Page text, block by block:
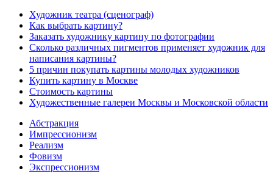
Художник театра (сценограф)
Как выбрать картину?
Заказать художнику картину по фотографии
Сколько различных пигментов применяет художник для
написания картины?
5 причин покупать картины молодых художников
Купить картину в Москве
Стоимость картины
Художественные галереи Москвы и Московской области
Абстракция
Импрессионизм
Реализм
Фовизм
Экспрессионизм